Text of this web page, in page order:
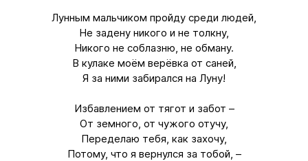
Лунным мальчиком пройду среди людей,
Не задену никого и не толкну,
Никого не соблазню, не обману.
В кулаке моём верёвка от саней,
Я за ними забирался на Луну!
Избавлением от тягот и забот –
От земного, от чужого отучу,
Переделаю тебя, как захочу,
Потому, что я вернулся за тобой, –